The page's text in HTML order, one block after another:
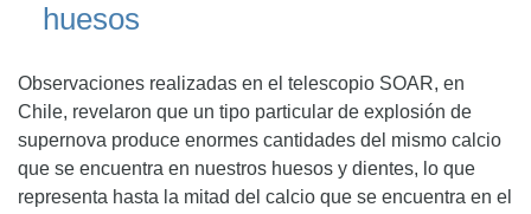
huesos
Observaciones realizadas en el telescopio SOAR, en
Chile, revelaron que un tipo particular de explosión de
supernova produce enormes cantidades del mismo calcio
que se encuentra en nuestros huesos y dientes, lo que
representa hasta la mitad del calcio que se encuentra en el